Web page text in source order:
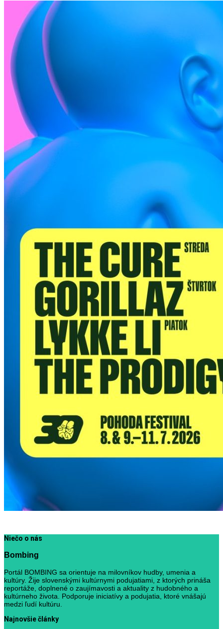
Niečo o nás
Bombing
Portál BOMBING sa orientuje na milovníkov hudby, umenia a
kultúry. Žije slovenskými kultúrnymi podujatiami, z ktorých prináša
reportáže, doplnené o zaujímavosti a aktuality z hudobného a
kultúrneho života. Podporuje iniciatívy a podujatia, ktoré vnášajú
medzi ľudí kultúru.
Najnovšie články